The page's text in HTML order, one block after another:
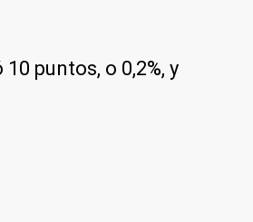
puntos, o 0,2%, y